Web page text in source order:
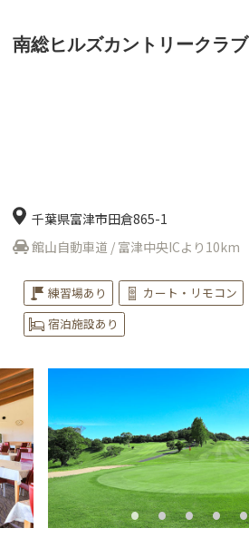
南総ヒルズカントリークラブ
千葉県富津市田倉865-1
館山自動車道 / 富津中央ICより10km
練習場あり カート・リモコン
宿泊施設あり